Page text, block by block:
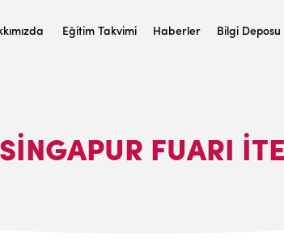
Eğitim Takvimi Haberler Bilgi Deposu
FUARI